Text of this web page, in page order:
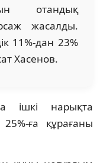
отандық
жасалды.
11%-дан 23%
Хасенов.
ішкі нарықта
ға құрағаны